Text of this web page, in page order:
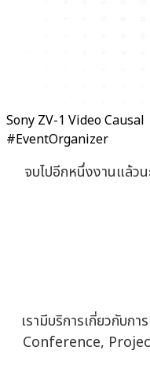
Sony ZV-1 Video Causal
#EventOrganizer
จบไปอีกหนึ่งงานแล้ว
เรามีบริการเกี่ยวกับ
Conference,